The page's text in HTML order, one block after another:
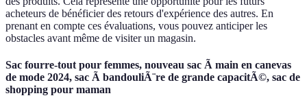
acheteurs de bénéficier des retours d'expérience des autres. En
prenant en compte ces évaluations, vous pouvez anticiper les
obstacles avant même de visiter un magasin.
Sac fourre-tout pour femmes, nouveau sac Ã main en canevas
de mode 2024, sac Ã bandouliÃ¨re de grande capacitÃ©, sac de
shopping pour maman